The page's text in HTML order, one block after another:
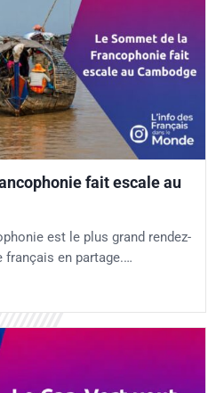
fait escale au
est le plus grand rendez-
français en partage.…